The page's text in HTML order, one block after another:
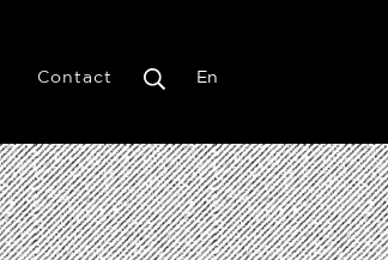
Contact En